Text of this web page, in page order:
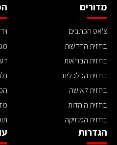
מדורים
צ'אט הכתבים
בחזית החדשות
בחזית הבריאות
בחזית הכלכלית
בחזית לאישה
בחזית היהדות
בחזית המוזיקה
הגדרות